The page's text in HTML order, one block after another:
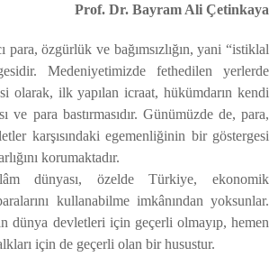
Prof. Dr. Bayram Ali Çetinkaya
para, özgürlük ve bağımsızlığın, yani “istiklal
Medeniyetimizde fethedilen yerlerde
olarak, ilk yapılan icraat, hükümdarın kendi
ve para bastırmasıdır. Günümüzde de, para,
karşısındaki egemenliğinin bir göstergesi
korumaktadır.
dünyası, özelde Türkiye, ekonomik
kullanabilme imkânından yoksunlar.
dünya devletleri için geçerli olmayıp, hemen
için de geçerli olan bir husustur.